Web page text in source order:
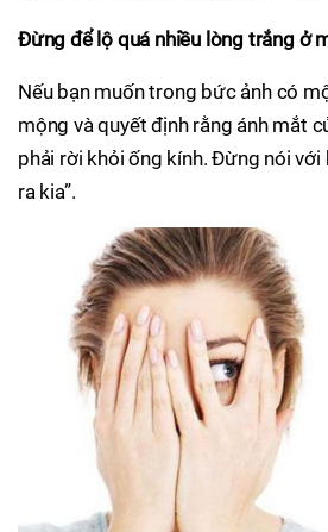
Đừng để lộ quá nhiều lòng trắng ở
Nếu bạn muốn trong bức ảnh có
mộng và quyết định rằng ánh mắt
phải rời khỏi ống kính. Đừng nói với
ra kia”.